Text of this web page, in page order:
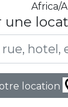
Africa/
une
location